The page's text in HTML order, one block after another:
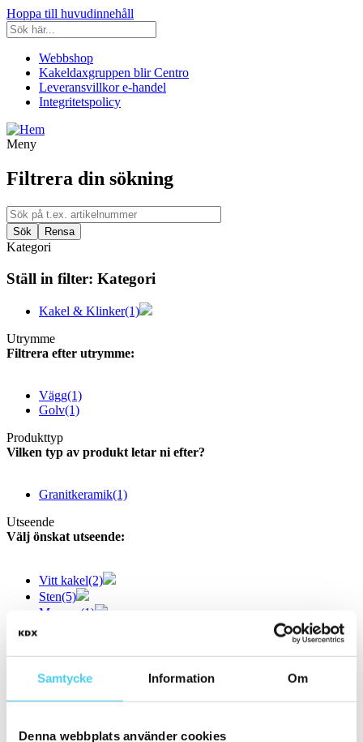
Samtycke Information Om
Denna webbplats använder cookies
Hoppa till huvudinnehåll
Webbshop
Kakeldaxgruppen blir Centro
Leveransvillkor e-handel
Integritetspolicy
Meny
Filtrera din sökning
Kategori
Ställ in filter: Kategori
Kakel & Klinker(1)
Utrymme
Filtrera efter utrymme:
Vägg(1)
Golv(1)
Produkttyp
Vilken typ av produkt letar ni efter?
Granitkeramik(1)
Utseende
Välj önskat utseende:
Vitt kakel(2)
Sten(5)
Marmor (1)
Övrigt(3)
Välj en eller flera färger: